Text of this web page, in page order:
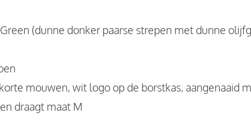
(dunne donker paarse strepen met dunne
mouwen, wit logo op de borstkas, aangenaaid
draagt maat M